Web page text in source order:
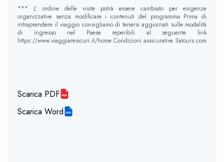
*** L’ ordine delle visite potrà essere cambiato per esigenze
organizzative senza modificare i contenuti del programma Prima di
intraprendere il viaggio consigliamo di tenersi aggiornati sulle modalità
di ingresso nel Paese reperibili al seguente link
https://www.viaggiaresicuri.it/home Condizioni assicurative 3atours.com
Scarica PDF
Scarica Word